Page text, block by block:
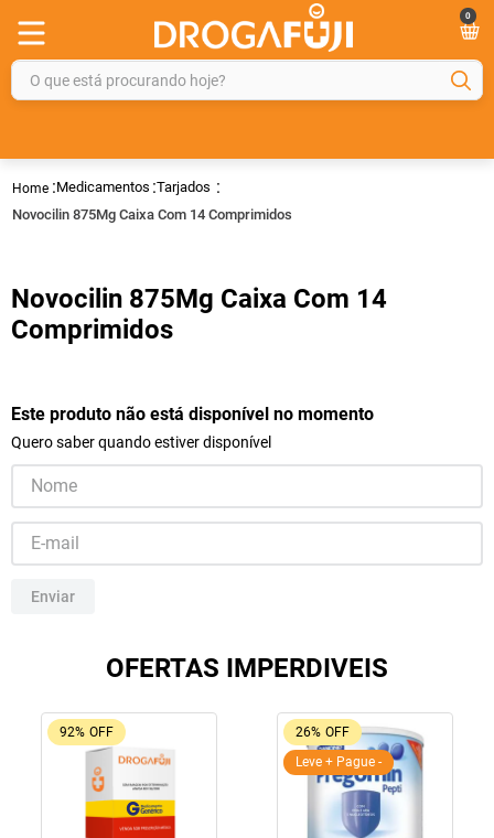
0
O que está procurando hoje?
Medicamentos Tarjados
Novocilin 875Mg Caixa Com 14 Comprimidos
Novocilin 875Mg Caixa Com 14
Comprimidos
Este produto não está disponível no momento
Quero saber quando estiver disponível
Enviar
OFERTAS IMPERDIVEIS
92% OFF 26% OFF
Leve + Pague -
2º
gelmax
rosuvastatina 20mg
5º
protetor solar
8º
fraldas geriátricas
10º tadalafila